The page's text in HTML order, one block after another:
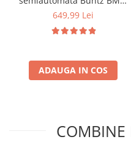
72, 7 Kg, Capacitate rufe
Alb/Albastru
649,99 Lei
ADAUGA IN COS
COMBINE